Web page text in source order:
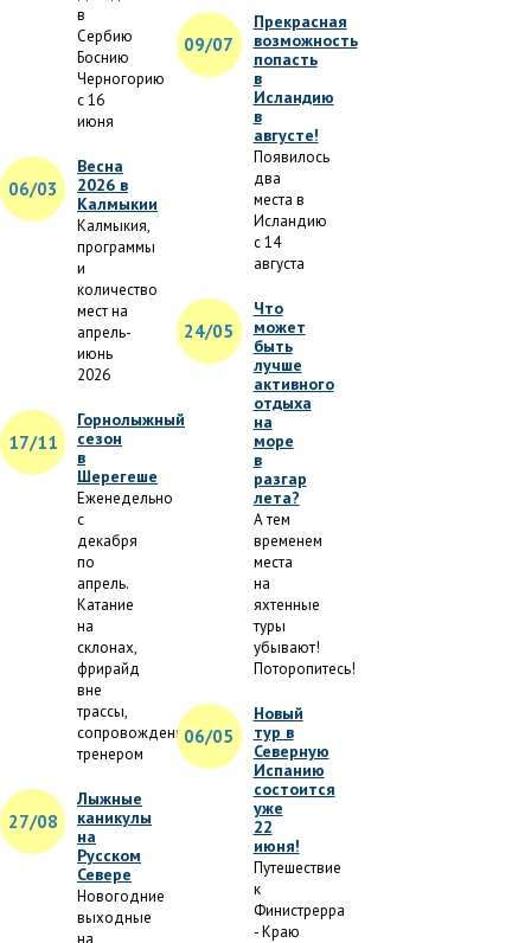
в
Сербию
Боснию
Черногорию
с 16
июня
06/03
Весна
2026 в
Калмыкии
Калмыкия,
программы
и
количество
мест на
апрель-
июнь
2026
17/11
Горнолыжный
сезон
в
Шерегеше
Еженедельно
с
декабря
по
апрель.
Катание
на
склонах,
фрирайд
вне
трассы,
сопровождение
тренером
27/08
Лыжные
каникулы
на
Русском
Севере
Новогодние
выходные
на
09/07
Прекрасная
возможность
попасть
в
Исландию
в
августе!
Появилось
два
места в
Исландию
с 14
августа
24/05
Что
может
быть
лучше
активного
отдыха
на
море
в
разгар
лета?
А тем
временем
места
на
яхтенные
туры
убывают!
Поторопитесь!
06/05
Новый
тур в
Северную
Испанию
состоится
уже
22
июня!
Путешествие
к
Финистрерра
- Краю